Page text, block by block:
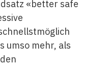
«better safe
umso mehr, als